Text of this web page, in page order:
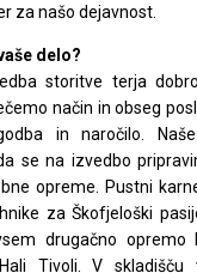
za našo dejavnost.
delo?
storitve terja
način in obseg
in naročilo.
se na izvedbo
opreme. Pustni
za Škofjeloški
drugačno
Tivoli. V skladišču